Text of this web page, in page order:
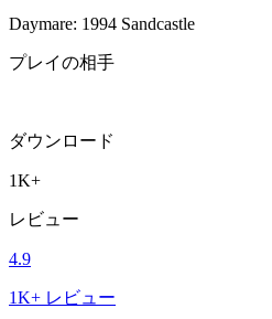
Daymare: 1994 Sandcastle
プレイの相手
ダウンロード
1K+
レビュー
4.9
1K+ レビュー